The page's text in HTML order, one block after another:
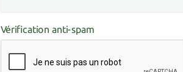
Vérification anti-spam